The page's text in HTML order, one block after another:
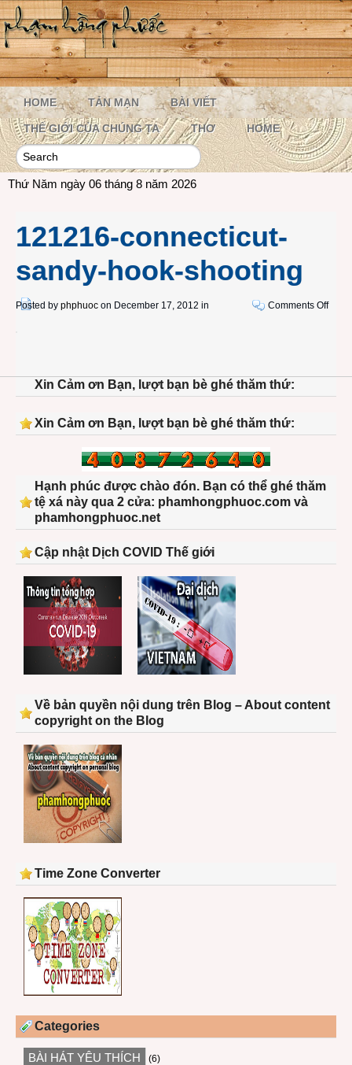
HOME TẢN MẠN BÀI VIẾT
THẾ GIỚI CỦA CHÚNG TA THƠ HOME
Thứ Năm ngày 06 tháng 8 năm 2026
121216-connecticut-
sandy-hook-shooting
Posted by phphuoc on December 17, 2012 in Comments Offon
Xin Cảm ơn Bạn, lượt bạn bè ghé thăm thứ:
Xin Cảm ơn Bạn, lượt bạn bè ghé thăm thứ:
Hạnh phúc được chào đón. Bạn có thể ghé thăm
tệ xá này qua 2 cửa: phamhongphuoc.com và
phamhongphuoc.net
Cập nhật Dịch COVID Thế giới
Về bản quyền nội dung trên Blog – About content
copyright on the Blog
Time Zone Converter
Categories
BÀI HÁT YÊU THÍCH (6)